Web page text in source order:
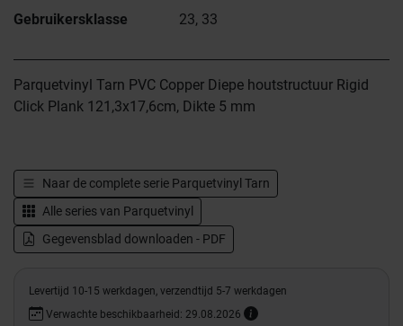
Gebruikersklasse
23, 33
Parquetvinyl Tarn PVC Copper Diepe houtstructuur Rigid
Click Plank 121,3x17,6cm, Dikte 5 mm
Naar de complete serie Parquetvinyl Tarn
Alle series van Parquetvinyl
Gegevensblad downloaden - PDF
Levertijd 10-15 werkdagen, verzendtijd 5-7 werkdagen
Verwachte beschikbaarheid: 29.08.2026